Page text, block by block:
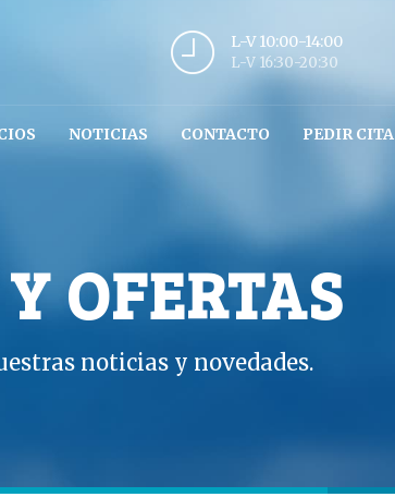
L-V 10:00-14:00
L-V 16:30-20:30
NOTICIAS CONTACTO PEDIR CITA
OFERTAS
noticias y novedades.